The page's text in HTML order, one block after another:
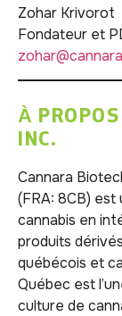
Zohar Krivorot
Fondateur et
À
INC.
Cannara
(FRA: 8CB)
cannabis en
produits
québécois et
Québec est
culture de